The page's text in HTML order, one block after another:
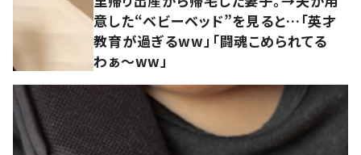
意した“ベビーベッド”を見ると…「英才
教育が過ぎるww」「闘魂こめられてる
わぁ～ww」